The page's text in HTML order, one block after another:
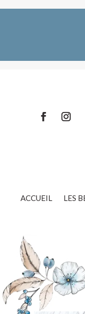
ACCUEIL LES